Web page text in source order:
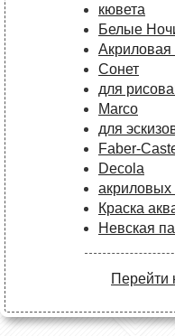
кювета
Белые
Акриловая
Сонет
для
Marco
для
Faber-
Decola
акриловых
Краска
Невская
Перейти